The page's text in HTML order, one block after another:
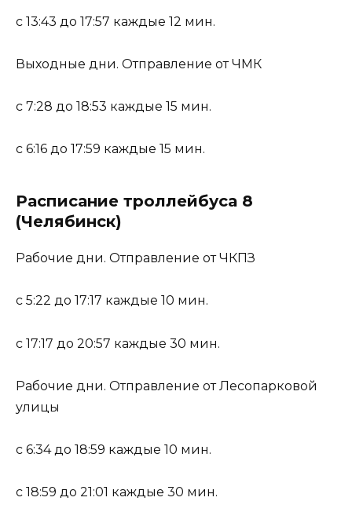
с 13:43 до 17:57 каждые 12 мин.
Выходные дни. Отправление от ЧМК
с 7:28 до 18:53 каждые 15 мин.
с 6:16 до 17:59 каждые 15 мин.
Расписание троллейбуса 8
(Челябинск)
Рабочие дни. Отправление от ЧКПЗ
с 5:22 до 17:17 каждые 10 мин.
с 17:17 до 20:57 каждые 30 мин.
Рабочие дни. Отправление от Лесопарковой
улицы
с 6:34 до 18:59 каждые 10 мин.
с 18:59 до 21:01 каждые 30 мин.